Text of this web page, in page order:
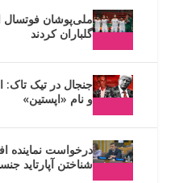
ملی‌پوشان فوتسال
گلباران کردند
جنجال در تیک تاک:
و نام «اپستین»
درخواست نماینده
شناختن آپارتاید